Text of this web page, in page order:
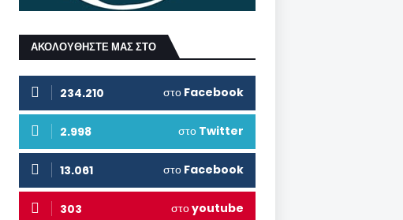
ΑΚΟΛΟΥΘΗΣΤΕ ΜΑΣ ΣΤΟ
234.210 στο Facebook
2.998 στο Twitter
13.061 στο Facebook
303 στοyoutube